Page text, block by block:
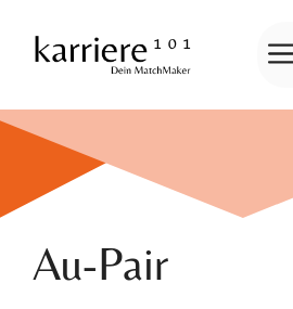
Inhalt
springen
Au-Pair